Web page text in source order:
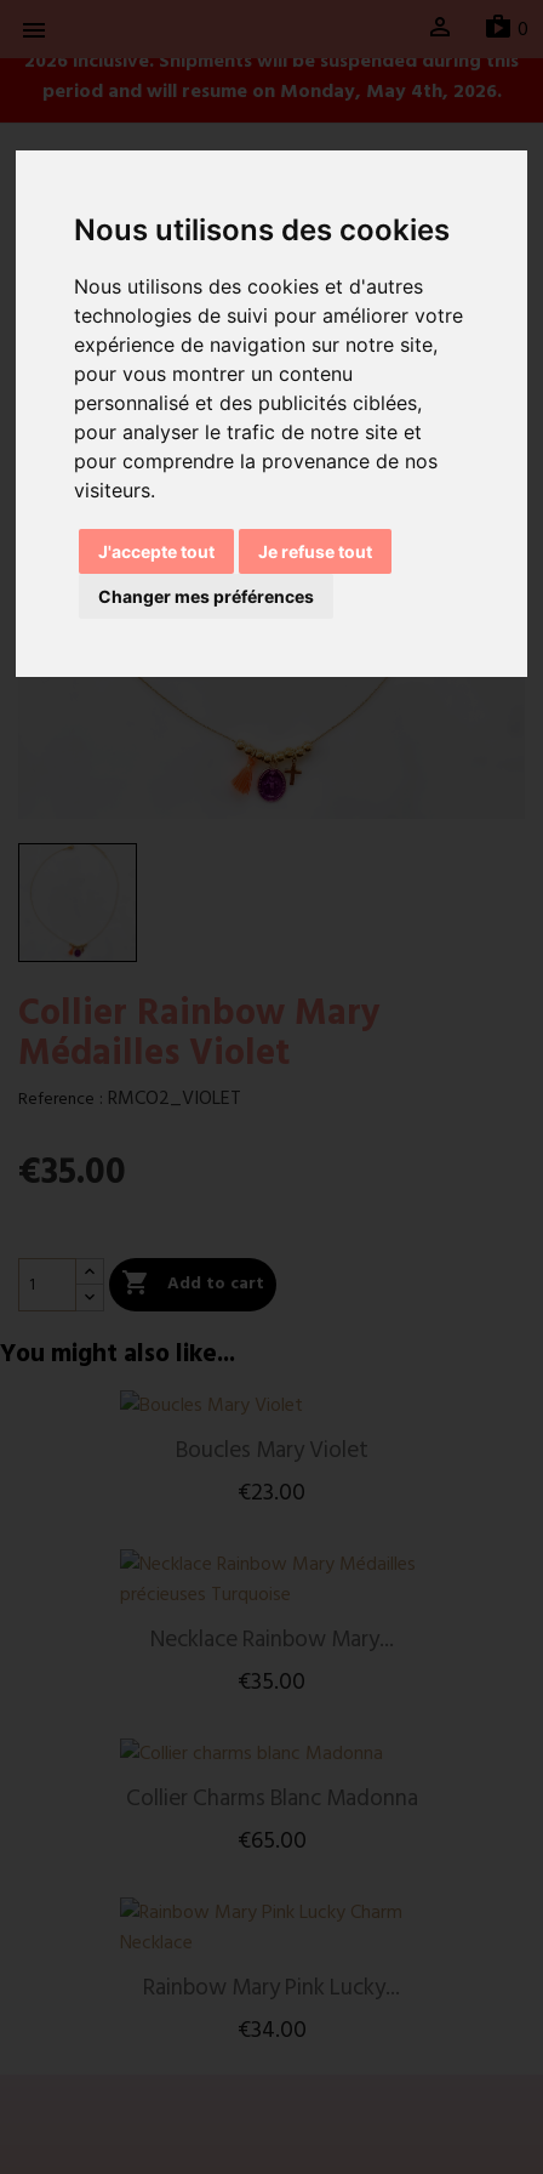
Nous utilisons des cookies
Nous utilisons des cookies et d'autres
technologies de suivi pour améliorer votre
expérience de navigation sur notre site,
pour vous montrer un contenu
personnalisé et des publicités ciblées,
pour analyser le trafic de notre site et
pour comprendre la provenance de nos
visiteurs.
J'accepte tout Je refuse tout
Changer mes préférences
Litchi will be taking a break from April 21st to May 4th,
2026 inclusive. Shipments will be suspended during this
period and will resume on Monday, May 4th, 2026.
 0

Collier Rainbow Mary Médailles Violet
Collier Rainbow Mary
Médailles Violet
Reference : RMCO2_VIOLET
€35.00
 Add to cart
You might also like...
Boucles Mary Violet
€23.00
Necklace Rainbow Mary...
€35.00
Collier Charms Blanc Madonna
€65.00
Rainbow Mary Pink Lucky...
€34.00